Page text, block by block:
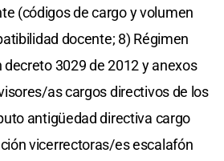
(códigos de cargo y volumen
docente; 8) Régimen
3029 de 2012 y anexos
as cargos directivos de los
antigüedad directiva cargo
vicerrectoras/es escalafón